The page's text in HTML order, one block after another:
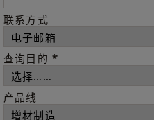
联系方式
查询目的 *
产品线